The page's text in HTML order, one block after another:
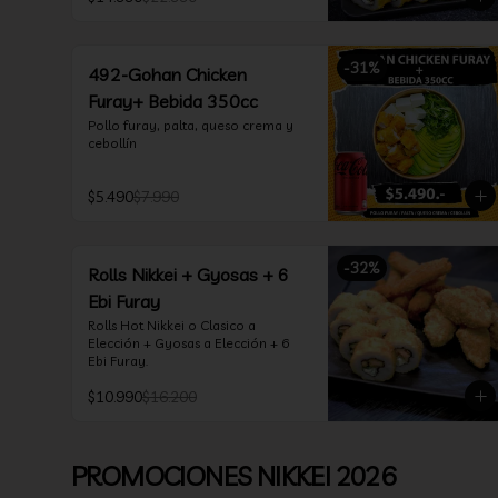
*Incluye 2 soya 30ml / 2 palitos / 1
-31%
492-Gohan Chicken
Furay+ Bebida 350cc
Pollo furay, palta, queso crema y
cebollín
$5.490$7.990
-32%
Rolls Nikkei + Gyosas + 6
Ebi Furay
Rolls Hot Nikkei o Clasico a
Elección + Gyosas a Elección + 6
Ebi Furay.
$10.990$16.200
PROMOCIONES NIKKEI 2026